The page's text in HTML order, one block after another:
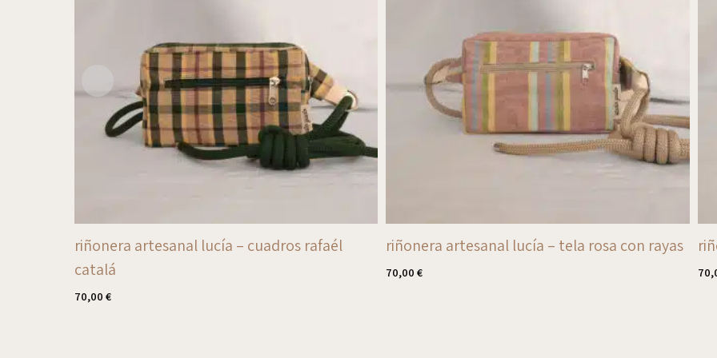
riñonera artesanal lucía – cuadros rafaél
catalá
70,00 €
riñonera artesanal lucía – tela rosa con rayas
70,00€